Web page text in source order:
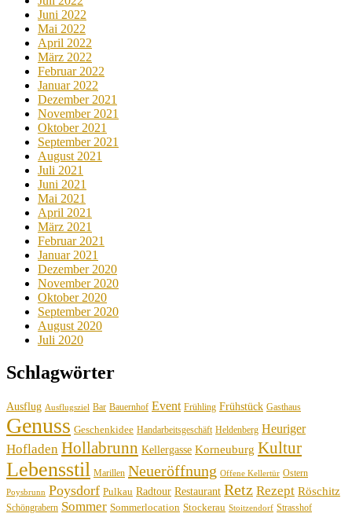
Juni 2022
Mai 2022
April 2022
März 2022
Februar 2022
Januar 2022
Dezember 2021
November 2021
Oktober 2021
September 2021
August 2021
Juli 2021
Juni 2021
Mai 2021
April 2021
März 2021
Februar 2021
Januar 2021
Dezember 2020
November 2020
Oktober 2020
September 2020
August 2020
Juli 2020
Schlagwörter
Ausflug Ausflugsziel Bar Bauernhof Event Frühling Frühstück Gasthaus
Genuss Geschenkidee Handarbeitsgeschäft Heldenberg Heuriger
Hofladen Hollabrunn Kellergasse Korneuburg Kultur
Lebensstil Marillen Neueröffnung Offene Kellertür Ostern
Poysbrunn Poysdorf Pulkau Radtour Restaurant Retz Rezept Röschitz
Schöngrabern Sommer Sommerlocation Stockerau Stoitzendorf Strasshof